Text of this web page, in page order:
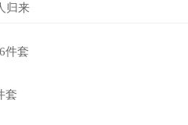
件套
套